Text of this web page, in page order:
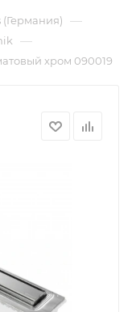
—
—
хром 090019